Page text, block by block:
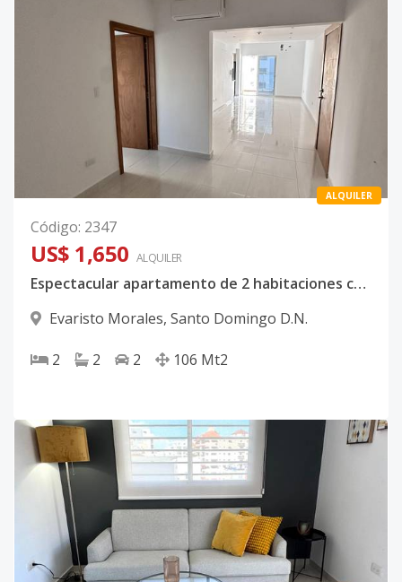
ALQUILER
Código: 2347
US$ 1,650 ALQUILER
Espectacular apartamento de 2 habitaciones con linea blanca y bella vista a la ciudad.
Evaristo Morales, Santo Domingo D.N.
2 2 2 106 Mt2